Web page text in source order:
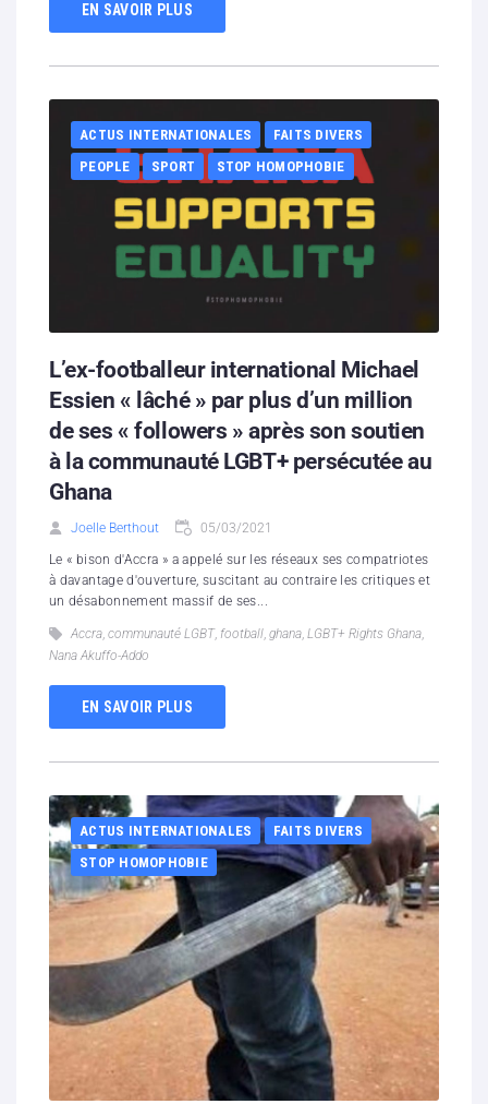
EN SAVOIR PLUS
ACTUS INTERNATIONALES
FAITS DIVERS
PEOPLE
SPORT STOP HOMOPHOBIE
L’ex-footballeur international Michael
Essien « lâché » par plus d’un million
de ses « followers » après son soutien
à la communauté LGBT+ persécutée au
Ghana
Joelle Berthout 05/03/2021
Le « bison d'Accra » a appelé sur les réseaux ses compatriotes
à davantage d'ouverture, suscitant au contraire les critiques et
un désabonnement massif de ses...
Accra, communauté LGBT, football, ghana, LGBT+ Rights Ghana,
Nana Akuffo-Addo
EN SAVOIR PLUS
ACTUS INTERNATIONALES
FAITS DIVERS
STOP HOMOPHOBIE